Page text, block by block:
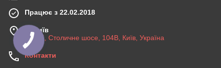
Працює з 22.02.2018
м. Київ
03045, Столичне шосе, 104B, Київ, Україна
Контакти